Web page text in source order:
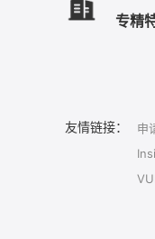
专精
友情链接： 申